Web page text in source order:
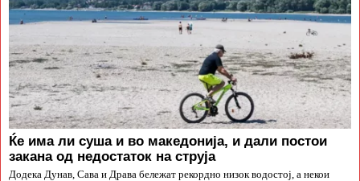
Ќе има ли суша и во македонија, и дали постои
закана од недостаток на струја
Додека Дунав, Сава и Драва бележат рекордно низок водостој, а некои